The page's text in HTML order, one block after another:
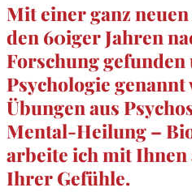
Mit einer ganz
den 60iger Jahren
Forschung
Psychologie
Übungen aus
Mental-Heilung –
arbeite ich mit
Ihrer Gefühle.